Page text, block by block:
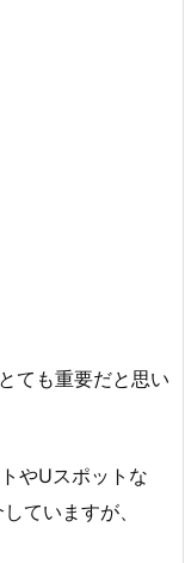
ても重要だと思い
やUスポットな
ていますが、